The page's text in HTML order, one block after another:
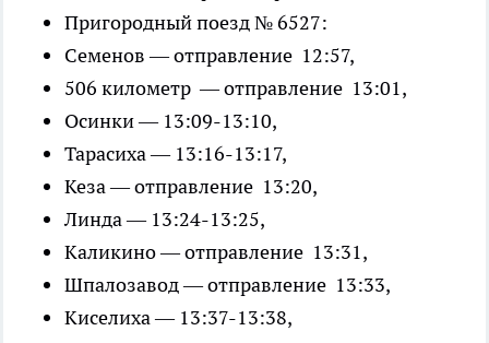
Пригородный поезд № 6527:
Семенов — отправление 12:57,
506 километр — отправление 13:01,
Осинки — 13:09-13:10,
Тарасиха — 13:16-13:17,
Кеза — отправление 13:20,
Линда — 13:24-13:25,
Каликино — отправление 13:31,
Шпалозавод — отправление 13:33,
Киселиха — 13:37-13:38,